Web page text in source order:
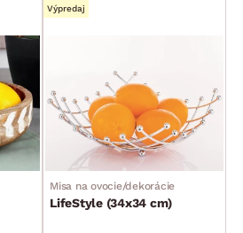
Výpredaj
Misa na ovocie/dekorácie
LifeStyle (34x34 cm)